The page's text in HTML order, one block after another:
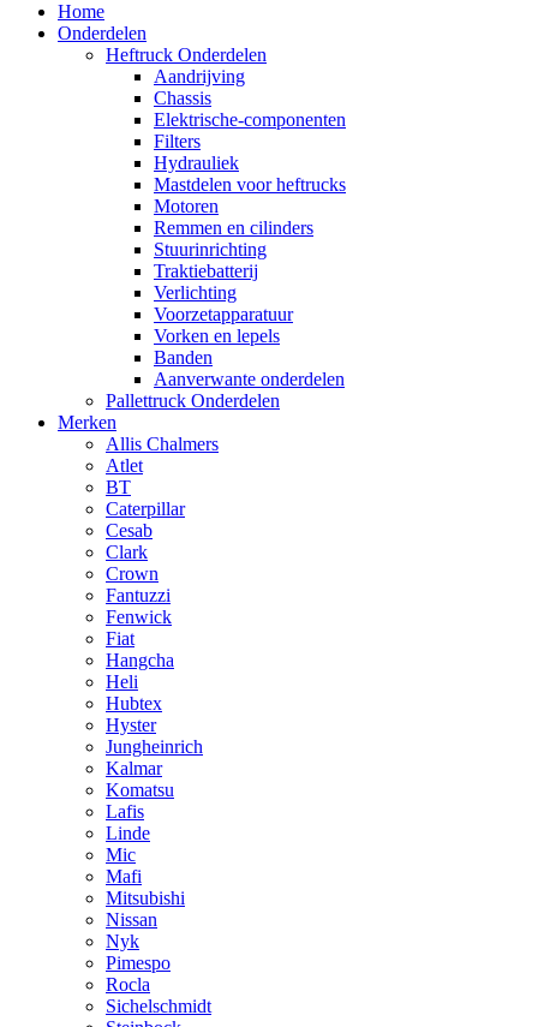
Home
Onderdelen
Heftruck Onderdelen
Aandrijving
Chassis
Elektrische-componenten
Filters
Hydrauliek
Mastdelen voor heftrucks
Motoren
Remmen en cilinders
Stuurinrichting
Traktiebatterij
Verlichting
Voorzetapparatuur
Vorken en lepels
Banden
Aanverwante onderdelen
Pallettruck Onderdelen
Merken
Allis Chalmers
Atlet
BT
Caterpillar
Cesab
Clark
Crown
Fantuzzi
Fenwick
Fiat
Hangcha
Heli
Hubtex
Hyster
Jungheinrich
Kalmar
Komatsu
Lafis
Linde
Mic
Mafi
Mitsubishi
Nissan
Nyk
Pimespo
Rocla
Sichelschmidt